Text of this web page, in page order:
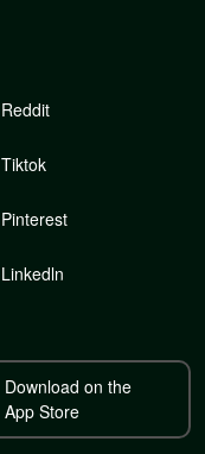
Reddit
Tiktok
Pinterest
Linkedln
Download on the
App Store